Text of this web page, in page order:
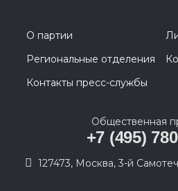
О партии
Региональные отделения
Контакты пресс-службы
Общественная
+7 (495)
127473, Москва, 3-й